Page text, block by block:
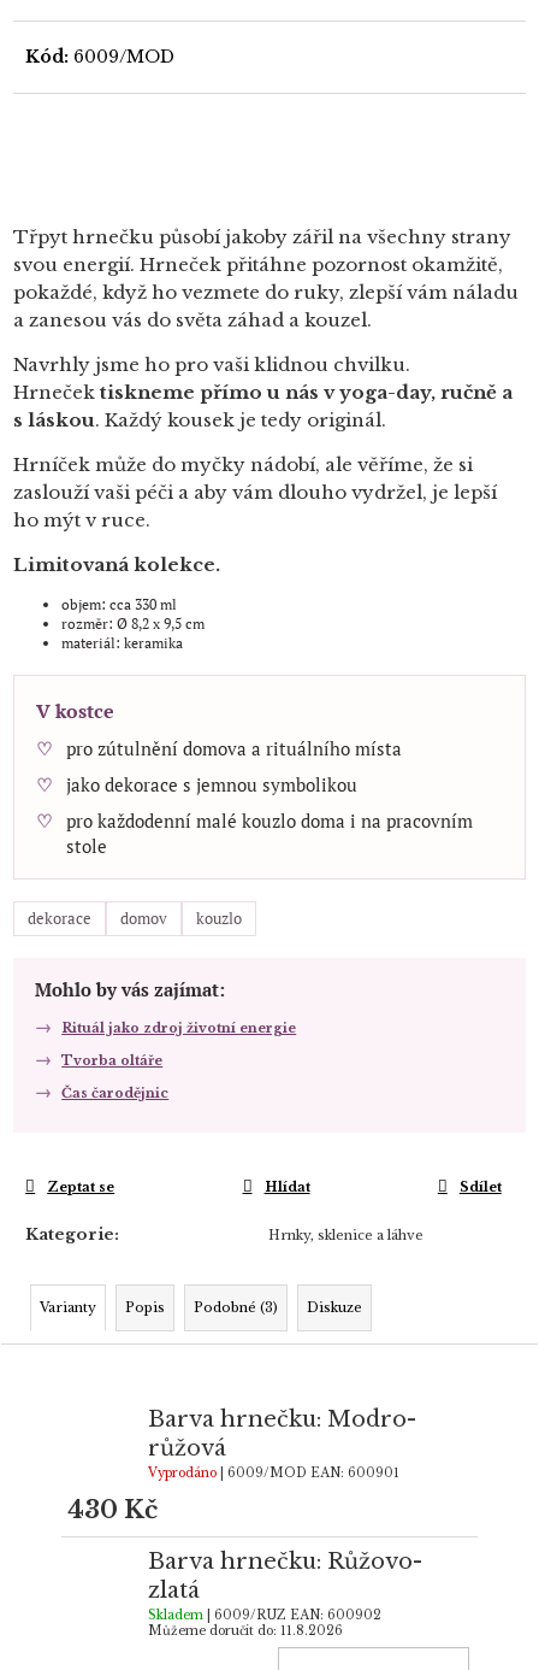
Kód: 6009/MOD
Třpyt hrnečku působí jakoby zářil na všechny strany
svou energií. Hrneček přitáhne pozornost okamžitě,
pokaždé, když ho vezmete do ruky, zlepší vám náladu
a zanesou vás do světa záhad a kouzel.
Navrhly jsme ho pro vaši klidnou chvilku.
Hrnečektiskneme přímo u nás v yoga-day, ručně a
s láskou. Každý kousek je tedy originál.
Hrníček může do myčky nádobí, ale věříme, že si
zaslouží vaši péči a aby vám dlouho vydržel, je lepší
ho mýt v ruce.
Limitovaná kolekce.
objem: cca 330 ml
rozměr: Ø 8,2 x 9,5 cm
materiál: keramika
V kostce
pro zútulnění domova a rituálního místa
jako dekorace s jemnou symbolikou
pro každodenní malé kouzlo doma i na pracovním
stole
dekorace domov kouzlo
Mohlo by vás zajímat:
Rituál jako zdroj životní energie
Tvorba oltáře
Čas čarodějnic
Kategorie: Hrnky, sklenice a láhve
Zeptat se Hlídat Sdílet
Varianty Popis Podobné (3) Diskuze
Barva hrnečku: Modro-
růžová
Vyprodáno | 6009/MODEAN: 600901
430 Kč
Barva hrnečku: Růžovo-
zlatá
Skladem | 6009/RUZ EAN: 600902
Můžeme doručit do: 11.8.2026